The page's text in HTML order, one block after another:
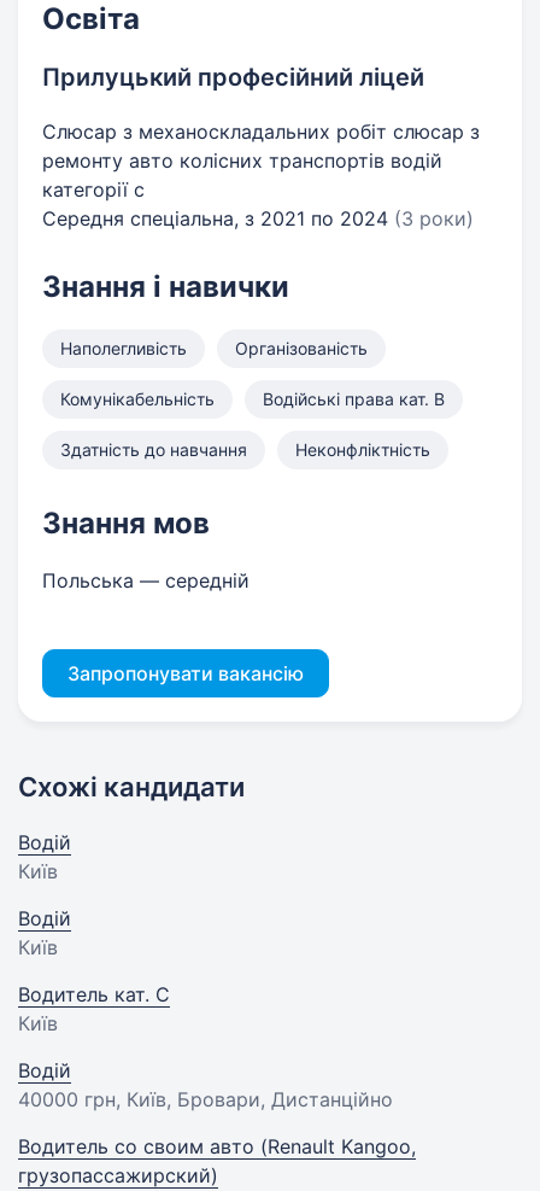
Освіта
Прилуцький професійний ліцей
Слюсар з механоскладальних робіт слюсар з
ремонту авто колісних транспортів водій
категорії с
Середня спеціальна, з 2021 по 2024 (3 роки)
Знання і навички
Наполегливість Організованість
Комунікабельність Водійські права кат. B
Здатність до навчання Неконфліктність
Знання мов
Польська — середній
Запропонувати вакансію
Схожі кандидати
Водій
Київ
Водій
Київ
Водитель кат. С
Київ
Водій
40000 грн, Київ, Бровари, Дистанційно
Водитель со своим авто (Renault Kangoo,
грузопассажирский)